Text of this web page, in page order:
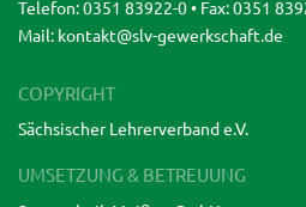
Telefon: 0351 83922-0 • Fax: 0351
Mail: kontakt@slv-gewerkschaft.de
COPYRIGHT
Sächsischer Lehrerverband e.V.
UMSETZUNG & BETREUUNG